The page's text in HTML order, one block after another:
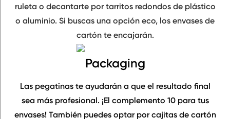
ruleta o decantarte por tarritos redondos de plástico
o aluminio. Si buscas una opción eco, los envases de
cartón te encajarán.
Packaging
Las pegatinaste ayudarán a que el resultado final
sea más profesional. ¡El complemento 10para tus
envases! También puedes optar porcajitas de cartón